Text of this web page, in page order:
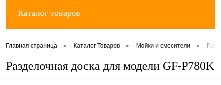
Каталог товаров
Главная страница • Каталог Товаров • Мойки и смесители •
Разделочная доска для модели GF-P780K